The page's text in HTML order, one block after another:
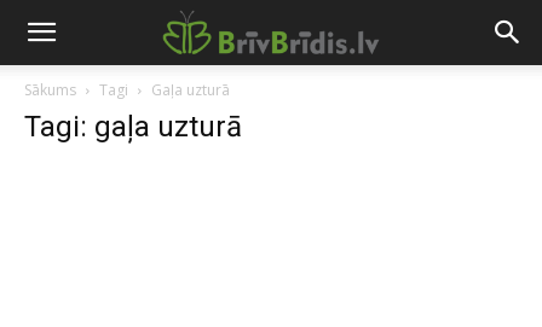
Sākums Tagi Gaļa uzturā
Tagi: gaļa uzturā